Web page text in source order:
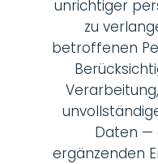
unrichtiger
zu
betroffenen
Daten —
ergänzenden